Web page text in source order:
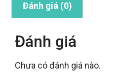
Đánh giá (0)
Đánh giá
Chưa có đánh giá nào.